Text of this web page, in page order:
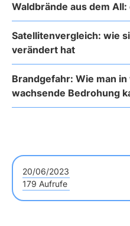
Waldbrände aus dem
Satellitenvergleich: wie
verändert hat
Brandgefahr: Wie man
wachsende Bedrohung
20/06/2023
179 Aufrufe